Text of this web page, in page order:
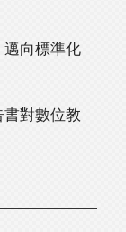
邁向標準化
書對數位教